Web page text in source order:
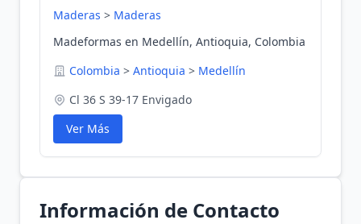
Maderas > Maderas
Madeformas en Medellín, Antioquia, Colombia
Colombia > Antioquia > Medellín
Cl 36 S 39-17 Envigado
Ver Más
Información de Contacto